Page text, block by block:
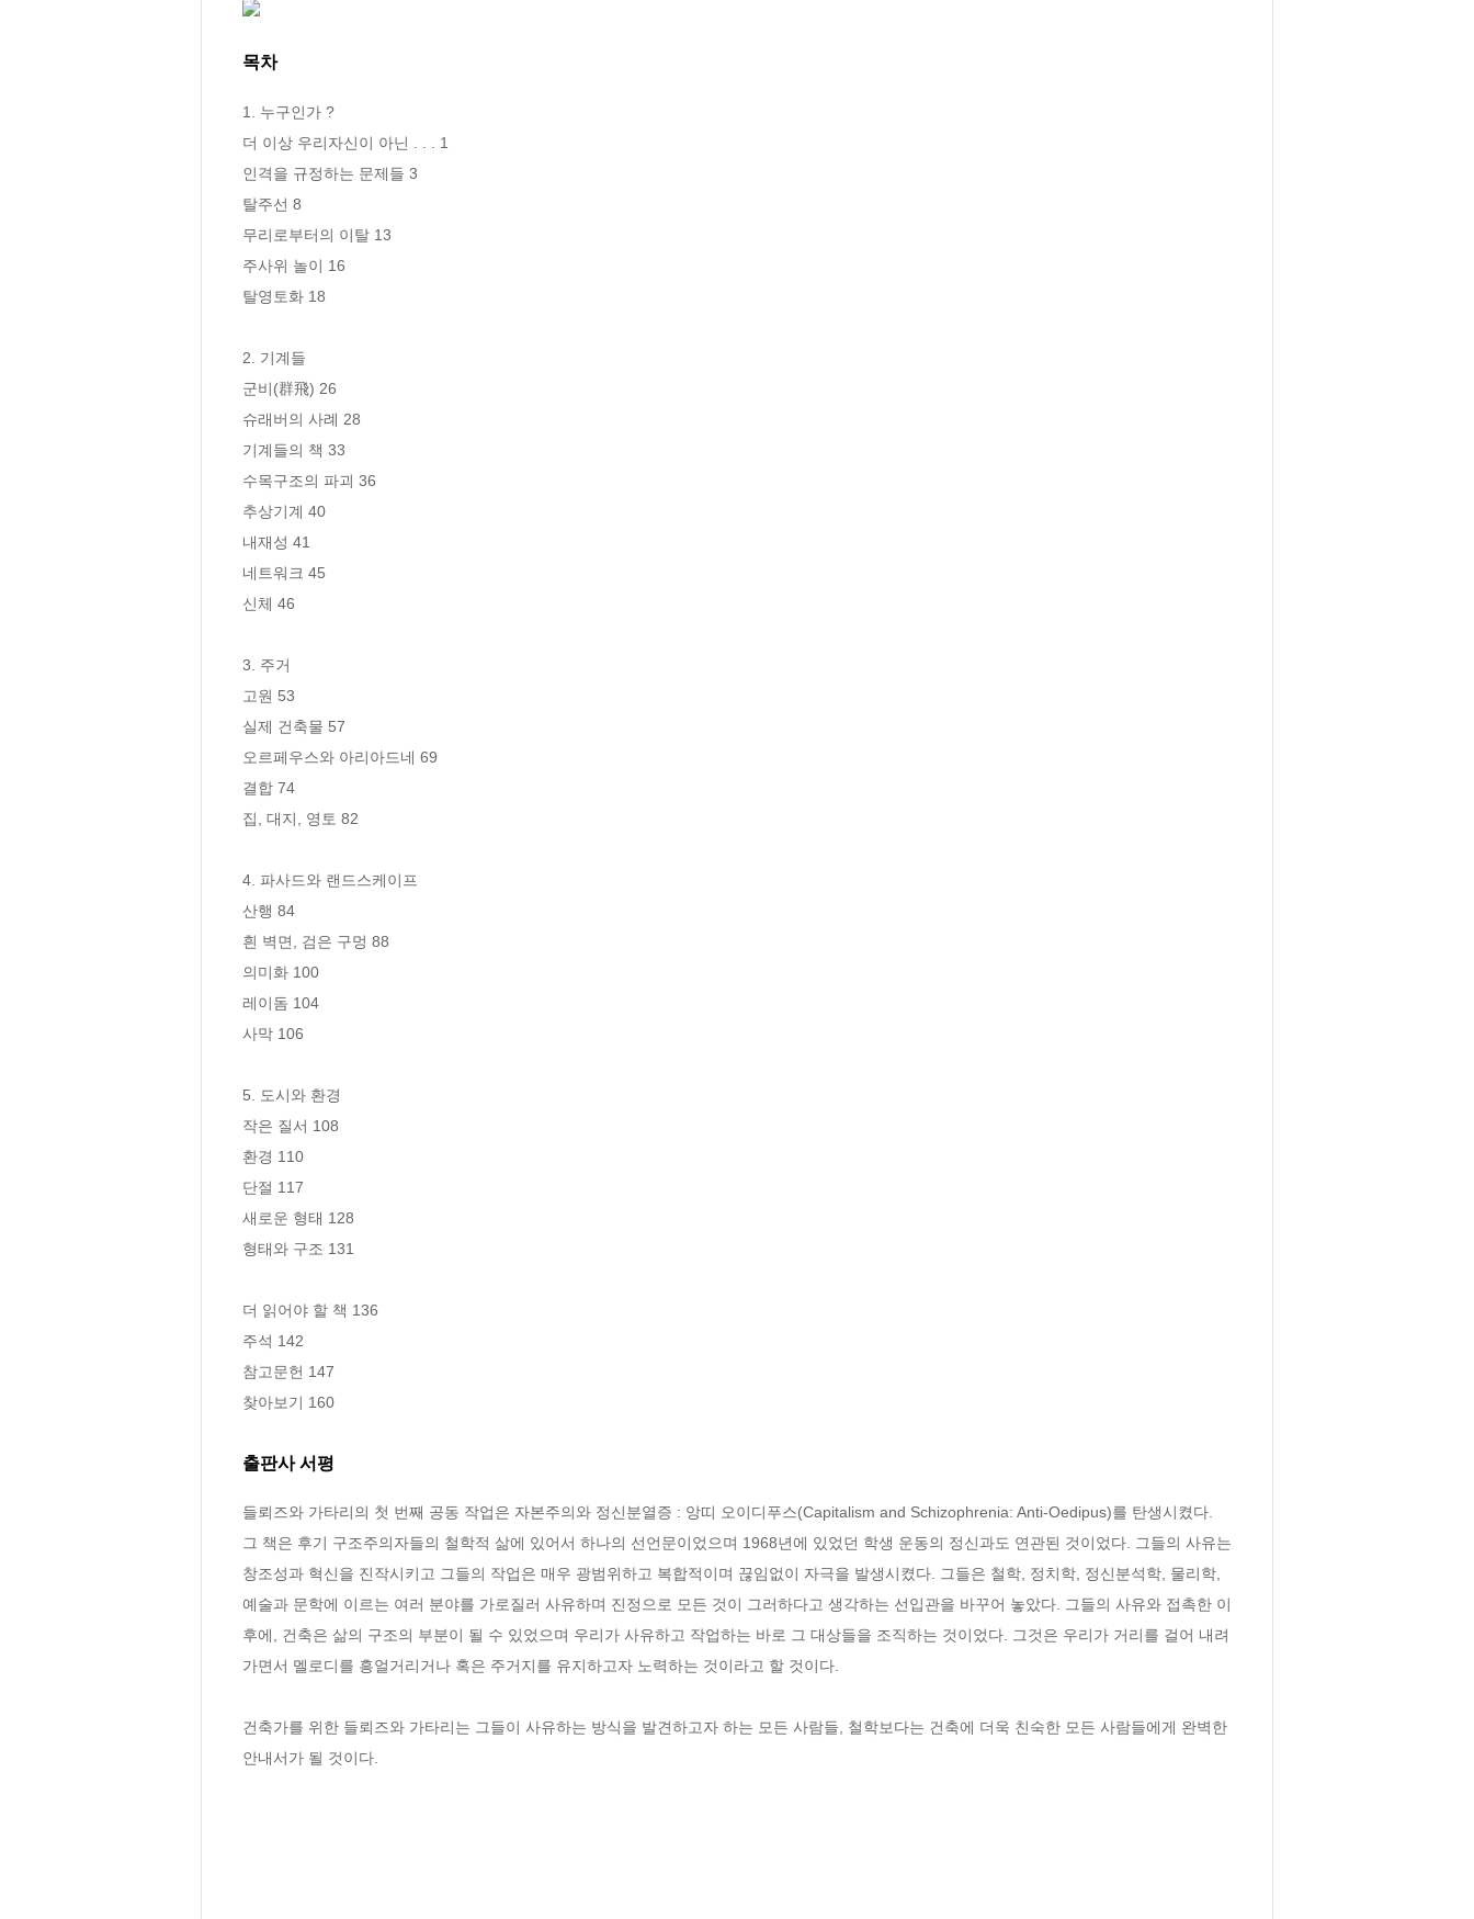
목차
1. 누구인가 ?
더 이상 우리자신이 아닌 . . . 1
인격을 규정하는 문제들 3
탈주선 8
무리로부터의 이탈 13
주사위 놀이 16
탈영토화 18
2. 기계들
군비(群飛) 26
슈래버의 사례 28
기계들의 책 33
수목구조의 파괴 36
추상기계 40
내재성 41
네트워크 45
신체 46
3. 주거
고원 53
실제 건축물 57
오르페우스와 아리아드네 69
결합 74
집, 대지, 영토 82
4. 파사드와 랜드스케이프
산행 84
흰 벽면, 검은 구멍 88
의미화 100
레이돔 104
사막 106
5. 도시와 환경
작은 질서 108
환경 110
단절 117
새로운 형태 128
형태와 구조 131
더 읽어야 할 책 136
주석 142
참고문헌 147
찾아보기 160
출판사 서평
들뢰즈와 가타리의 첫 번째 공동 작업은 자본주의와 정신분열증 : 앙띠 오이디푸스(Capitalism and Schizophrenia: Anti-Oedipus)를 탄생시켰다.
그 책은 후기 구조주의자들의 철학적 삶에 있어서 하나의 선언문이었으며 1968년에 있었던 학생 운동의 정신과도 연관된 것이었다. 그들의 사유는
창조성과 혁신을 진작시키고 그들의 작업은 매우 광범위하고 복합적이며 끊임없이 자극을 발생시켰다. 그들은 철학, 정치학, 정신분석학, 물리학,
예술과 문학에 이르는 여러 분야를 가로질러 사유하며 진정으로 모든 것이 그러하다고 생각하는 선입관을 바꾸어 놓았다. 그들의 사유와 접촉한 이
후에, 건축은 삶의 구조의 부분이 될 수 있었으며 우리가 사유하고 작업하는 바로 그 대상들을 조직하는 것이었다. 그것은 우리가 거리를 걸어 내려
가면서 멜로디를 흥얼거리거나 혹은 주거지를 유지하고자 노력하는 것이라고 할 것이다.
건축가를 위한 들뢰즈와 가타리는 그들이 사유하는 방식을 발견하고자 하는 모든 사람들, 철학보다는 건축에 더욱 친숙한 모든 사람들에게 완벽한
안내서가 될 것이다.